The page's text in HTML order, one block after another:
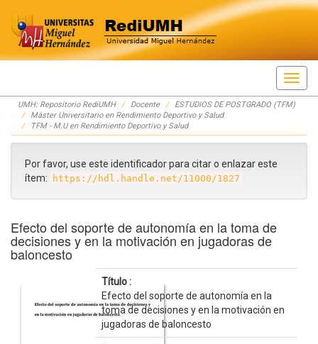
Skip
navigation
UMH: Repositorio RediUMH Docente
ESTUDIOS DE POSTGRADO (TFM)
Máster Universitario en Rendimiento Deportivo y Salud
TFM - M.U en Rendimiento Deportivo y Salud
Por favor, use este identificador para citar o enlazar este
ítem:
https://hdl.handle.net/11000/1827
Efecto del soporte de autonomía en la toma de
decisiones y en la motivación en jugadoras de
baloncesto
Título :
Efecto del soporte de autonomía en la
toma de decisiones y en la motivación en
jugadoras de baloncesto